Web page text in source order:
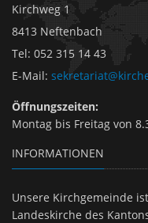
Kirchweg 1
8413 Neftenbach
Tel: 052 315 14 43
E-Mail:
Öffnungszeiten:
Montag bis Freitag von
INFORMATIONEN
Unsere Kirchgemeinde
Landeskirche des